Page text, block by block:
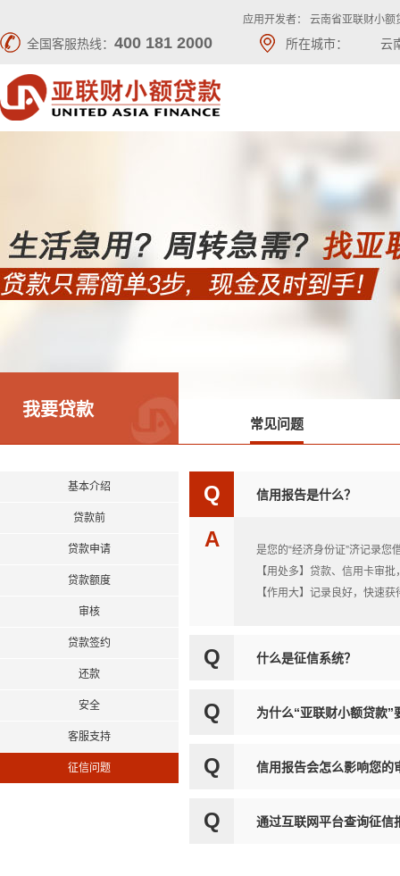
应用开发者： 云南省亚联财小
全国客服热线： 400 181 2000 所在城市： 云
我要贷款
常见问题
基本介绍
贷款前
贷款申请
贷款额度
审核
贷款签约
还款
安全
客服支持
征信问题
Q 信用报告是什么？
A
是您的“经济身份证”济记录
【用处多】贷款、信用卡审
【作用大】记录良好，快速
Q 什么是征信系统？
Q 为什么“亚联财小额贷款
Q 信用报告会怎么影响您的
Q 通过互联网平台查询征信